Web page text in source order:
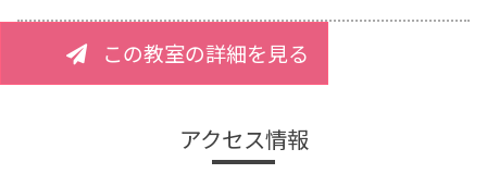
この教室の詳細を見る
アクセス情報